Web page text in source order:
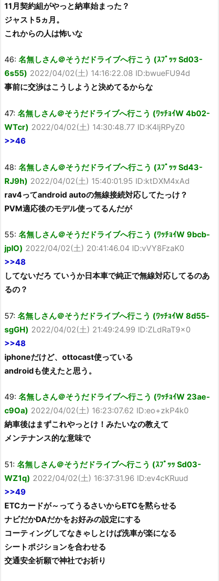
11月契約組がやっと納車始まった？
ジャスト5ヵ月。
これからの人は怖いな
46: 名無しさん＠そうだドライブへ行こう (ｽﾌﾟｯｯ Sd03-
6s55) 2022/04/02(土) 14:16:22.08 ID:bwueFU94d
事前に交渉はこうしようと決めてるからな
47: 名無しさん＠そうだドライブへ行こう (ﾜｯﾁｮｲW 4b02-
WTcr) 2022/04/02(土) 14:30:48.77 ID:K4IjRPyZ0
>>46
48: 名無しさん＠そうだドライブへ行こう (ｽﾌﾟｯｯ Sd43-
RJ9h) 2022/04/02(土) 15:40:01.95 ID:ktDXM4xAd
rav4ってandroid autoの無線接続対応してたっけ？
PVM適応後のモデル使ってるんだが
55: 名無しさん＠そうだドライブへ行こう (ﾜｯﾁｮｲW 9bcb-
jpIO) 2022/04/02(土) 20:41:46.04 ID:vVY8FzaK0
>>48
してないだろ ていうか日本車で純正で無線対応してるのあ
るの？
57: 名無しさん＠そうだドライブへ行こう (ﾜｯﾁｮｲW 8d55-
sgGH) 2022/04/02(土) 21:49:24.99 ID:ZLdRaT9x0
>>48
iphoneだけど、ottocast使っている
androidも使えたと思う。
49: 名無しさん＠そうだドライブへ行こう (ﾜｯﾁｮｲW 23ae-
c9Oa) 2022/04/02(土) 16:23:07.62 ID:eo+zkP4k0
納車後はまずこれやっとけ！みたいなの教えて
メンテナンス的な意味で
51: 名無しさん＠そうだドライブへ行こう (ｽﾌﾟｯｯ Sd03-
WZ1q) 2022/04/02(土) 16:37:31.96 ID:ev4cKRuud
>>49
ETCカードが～ってうるさいからETCを黙らせる
ナビだかDAだかをお好みの設定にする
コーティングしてなきゃしとけば洗車が楽になる
シートポジションを合わせる
交通安全祈願で神社でお祈り